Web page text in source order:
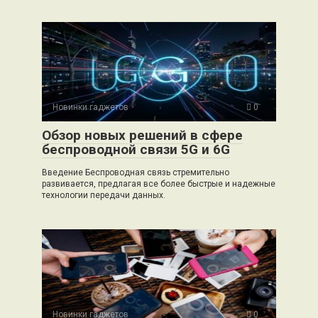
Новинки гаджетов 0
Обзор новых решений в сфере
беспроводной связи 5G и 6G
Введение Беспроводная связь стремительно
развивается, предлагая все более быстрые и надежные
технологии передачи данных.
Новинки гаджетов 0